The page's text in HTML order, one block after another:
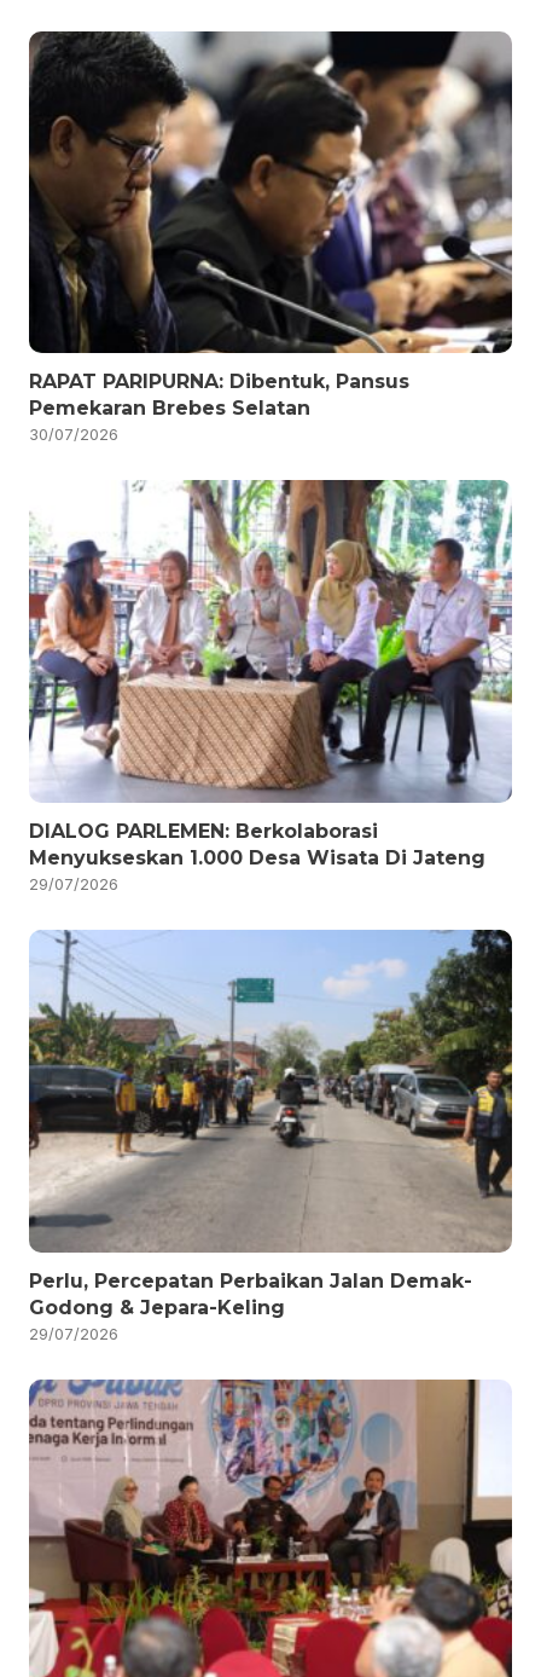
RAPAT PARIPURNA: Dibentuk, Pansus
Pemekaran Brebes Selatan
30/07/2026
DIALOG PARLEMEN: Berkolaborasi
Menyukseskan 1.000 Desa Wisata Di Jateng
29/07/2026
Perlu, Percepatan Perbaikan Jalan Demak-
Godong & Jepara-Keling
29/07/2026